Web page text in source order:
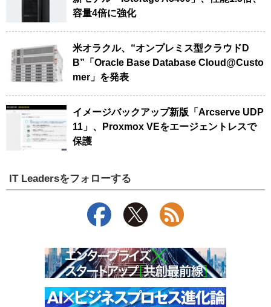
容量4倍に強化
米オラクル、“オンプレミス型クラウドD
B”「Oracle Base Database Cloud@Custo
mer」を発表
イメージバックアップ新版「Arcserve UDP
11」、Proxmox VEをエージェントレスで
保護
IT Leadersをフォローする